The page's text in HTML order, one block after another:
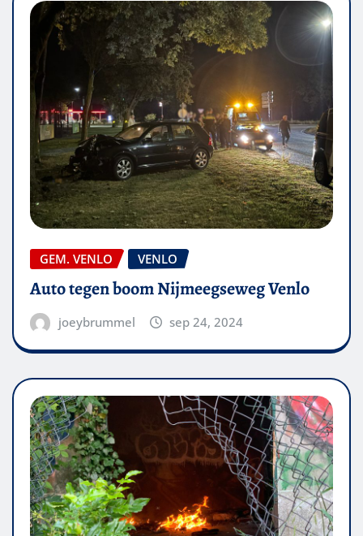
GEM. VENLO VENLO
Auto tegen boom Nijmeegseweg Venlo
joeybrummel sep 24, 2024